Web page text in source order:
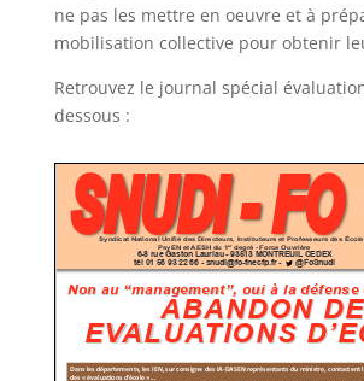
ne pas les mettre en oeuvre et à
mobilisation collective pour obtenir
Retrouvez le journal spécial
dessous :